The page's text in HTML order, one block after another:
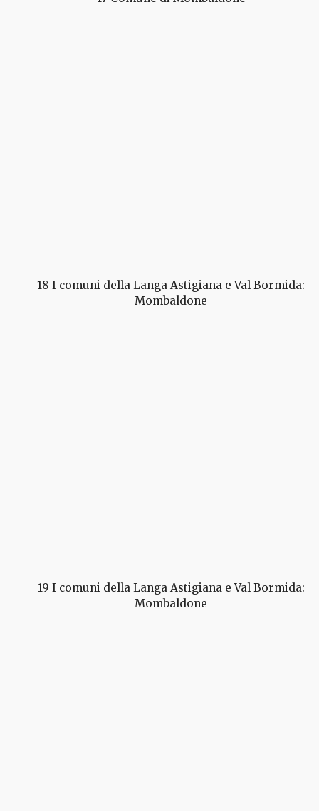
18 I comuni della Langa Astigiana e Val Bormida:
Mombaldone
19 I comuni della Langa Astigiana e Val Bormida:
Mombaldone